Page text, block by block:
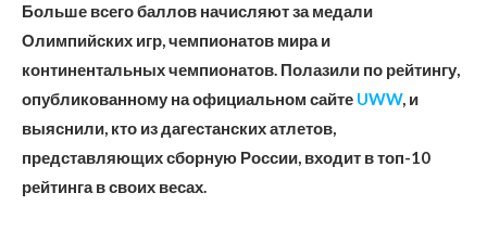
Больше всего баллов начисляют за медали
Олимпийских игр, чемпионатов мира и
континентальных чемпионатов. Полазили по рейтингу,
опубликованному на официальном сайте UWW, и
выяснили, кто из дагестанских атлетов,
представляющих сборную России, входит в топ-10
рейтинга в своих весах.